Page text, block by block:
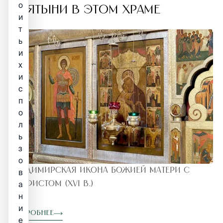
СВЯТЫНИ В ЭТОМ ХРАМЕ
Владимирская икона Божией Матери с
Акафистом (XVI в.)
Подробнее
о
и
т
ь
и
х
и
с
п
о
л
ь
з
о
в
а
н
и
е